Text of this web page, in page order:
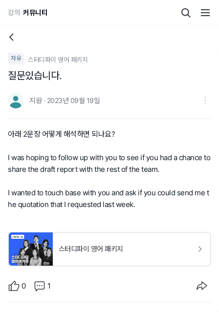
강의 커뮤니티
자유 스터디파이 영어 패키지
질문있습니다.
지원 · 2023년 09월 19일
아래 2문장 어떻게 해석하면 되나요?
I was hoping to follow up with you to see if you had a chance to
share the draft report with the rest of the team.
I wanted to touch base with you and ask if you could send me t
he quotation that I requested last week.
스터디파이 영어 패키지
0 1